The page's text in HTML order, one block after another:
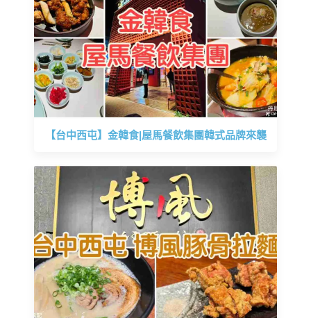
【台中西屯】金韓食|屋馬餐飲集團韓式品牌來襲